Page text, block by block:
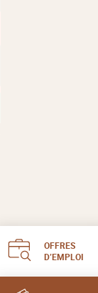
OFFRES
D’EMPLOI